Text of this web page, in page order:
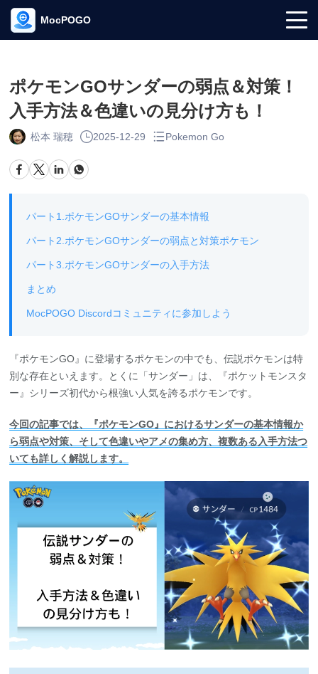
MocPOGO
ポケモンGOサンダーの弱点＆対策！
入手方法＆色違いの見分け方も！
松本 瑞穂 2025-12-29 Pokemon Go
パート1.ポケモンGOサンダーの基本情報
パート2.ポケモンGOサンダーの弱点と対策ポケモン
パート3.ポケモンGOサンダーの入手方法
まとめ
MocPOGO Discordコミュニティに参加しよう
『ポケモンGO』に登場するポケモンの中でも、伝説ポケモンは特
別な存在といえます。とくに「サンダー」は、『ポケットモンスタ
ー』シリーズ初代から根強い人気を誇るポケモンです。
今回の記事では、『ポケモンGO』におけるサンダーの基本情報か
ら弱点や対策、そして色違いやアメの集め方、複数ある入手方法つ
いても詳しく解説します。